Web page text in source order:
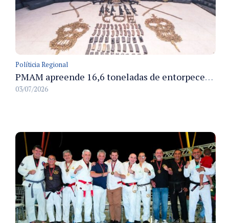
Políticia Regional
PMAM apreende 16,6 toneladas de entorpecentes e registra aumento nas prisões em flagrante e nas capturas de foragidos no primeiro semestre de 2026
03/07/2026